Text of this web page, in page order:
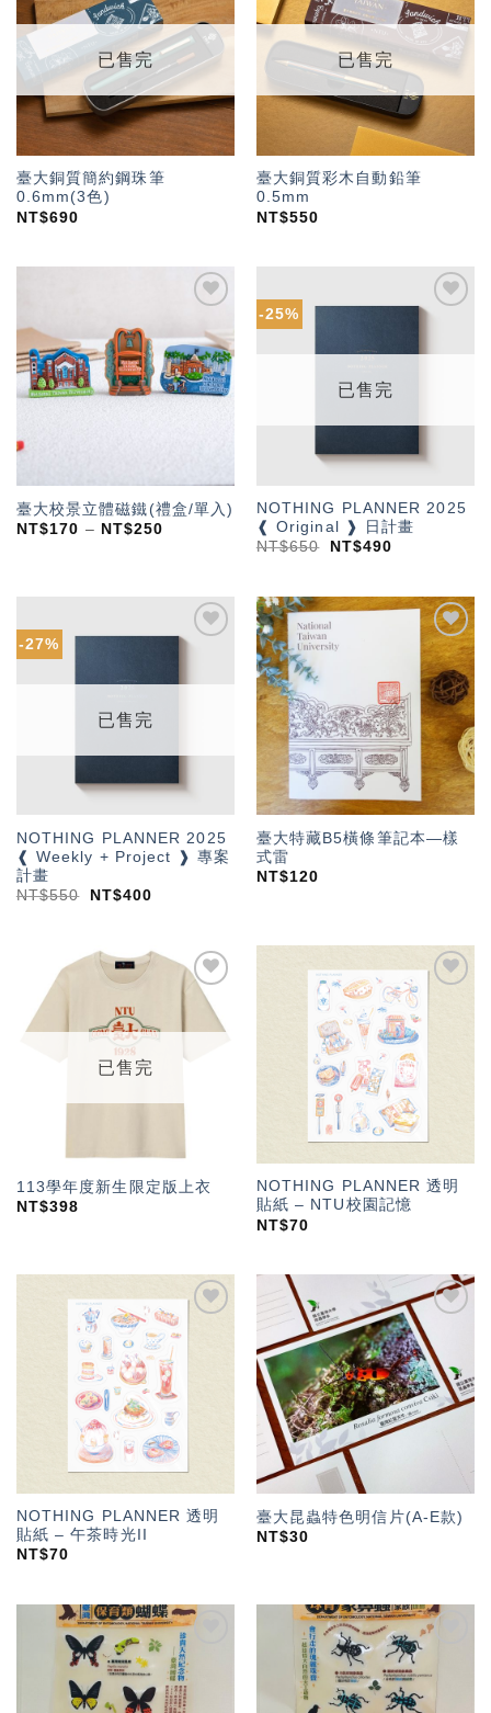
「願
望輕
單」
已售完
臺大銅質簡約鋼珠筆
0.6mm(3色)
NT$690
「願
望輕
單」
已售完
臺大銅質彩木自動鉛筆
0.5mm
NT$550
「願
望輕
單」
臺大校景立體磁鐵(禮盒/單入)
NT$170 – NT$250
-25%
望輕
已售完
NOTHING PLANNER 2025
❰ Original ❱ 日計畫
NT$650 NT$490
-27%
望輕
已售完
NOTHING PLANNER 2025
❰ Weekly + Project ❱ 專案
計畫
NT$550 NT$400
加入
「願
望輕
單」
臺大特藏B5橫條筆記本—樣
式雷
NT$120
加入
「願
望輕
已售完
113學年度新生限定版上衣
NT$398
NOTHING PLANNER 透明
貼紙 – NTU校園記憶
NT$70
NOTHING PLANNER 透明
貼紙 – 午茶時光II
NT$70
望輕
單」
臺大昆蟲特色明信片(A-E款)
NT$30